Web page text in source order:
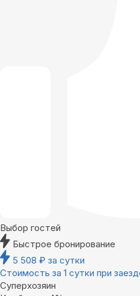
Выбор гостей
Быстрое бронирование
5 508 ₽ за сутки
Стоимость за 1 сутки при
Суперхозяин